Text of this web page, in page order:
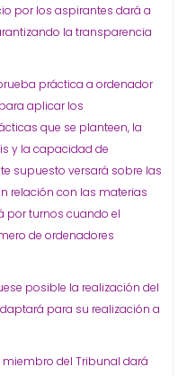
por los aspirantes dará a
la transparencia
práctica a ordenador
aplicar los
que se planteen, la
y la capacidad de
supuesto versará sobre las
relación con las materias
por turnos cuando el
de ordenadores
posible la realización del
para su realización a
miembro del Tribunal dará